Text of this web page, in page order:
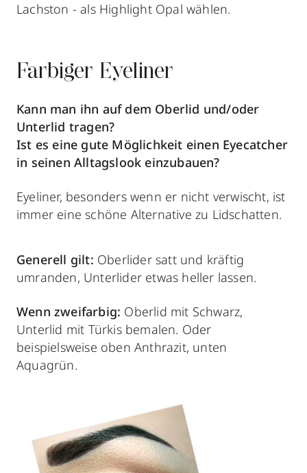
Lachston - als Highlight Opal wählen.
Farbiger Eyeliner
Kann man ihn auf dem Oberlid und/oder
Unterlid tragen?
Ist es eine gute Möglichkeit einen Eyecatcher
in seinen Alltagslook einzubauen?
Eyeliner, besonders wenn er nicht verwischt, ist
immer eine schöne Alternative zu Lidschatten.
Generell gilt: Oberlider satt und kräftig
umranden, Unterlider etwas heller lassen.
Wenn zweifarbig: Oberlid mit Schwarz,
Unterlid mit Türkis bemalen. Oder
beispielsweise oben Anthrazit, unten
Aquagrün.